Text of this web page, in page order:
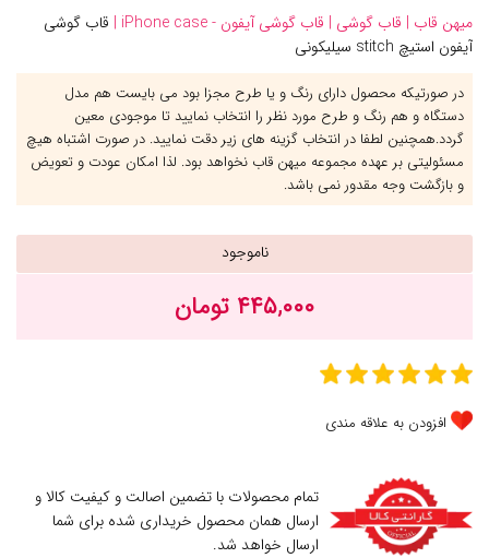
میهن قاب | قاب گوشی | قاب گوشی آیفون - iPhone case |
قاب گوشی
آیفون استیچ stitch سیلیکونی
در صورتیکه محصول دارای رنگ و یا طرح مجزا بود می بایست هم مدل
دستگاه و هم رنگ و طرح مورد نظر را انتخاب نمایید تا موجودی معین
گردد.همچنین لطفا در انتخاب گزینه های زیر دقت نمایید. در صورت اشتباه هیچ
مسئولیتی بر عهده مجموعه میهن قاب نخواهد بود. لذا امکان عودت و تعویض
و بازگشت وجه مقدور نمی باشد.
ناموجود
۴۴۵,۰۰۰ تومان
افزودن به علاقه مندی
تمام محصولات با تضمین اصالت و کیفیت کالا و
ارسال همان محصول خریداری شده برای شما
ارسال خواهد شد.